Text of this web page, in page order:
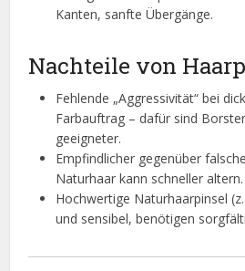
Kanten, sanfte Übergänge.
Nachteile von
Fehlende „Aggressivität“ bei
Farbauftrag – dafür sind
geeigneter.
Empfindlicher gegenüber
Naturhaar kann schneller altern.
Hochwertige Naturhaarpinsel
und sensibel, benötigen